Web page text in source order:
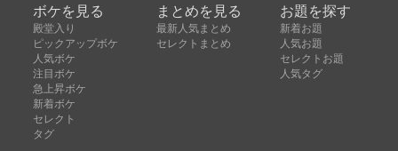
ボケを見る
殿堂入り
ピックアップボケ
人気ボケ
注目ボケ
急上昇ボケ
新着ボケ
セレクト
タグ
まとめを見る
最新人気まとめ
セレクトまとめ
お題を探す
新着お題
人気お題
セレクトお題
人気タグ